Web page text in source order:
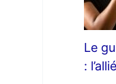
Le
: